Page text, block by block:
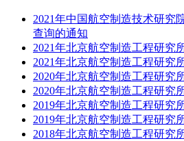
2021年中国航空制造技术研究
查询的通知
2021年北京航空制造工程研究
2021年北京航空制造工程研究
2020年北京航空制造工程研究
2020年北京航空制造工程研究
2019年北京航空制造工程研究
2019年北京航空制造工程研究
2018年北京航空制造工程研究